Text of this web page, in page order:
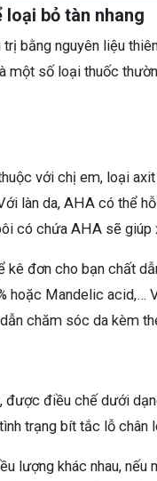
loại bỏ tàn nhang
bằng nguyên liệu
một số loại thuốc
với chị em, loại
làn da, AHA có thể
có chứa AHA sẽ giúp
kê đơn cho bạn chất
hoặc Mandelic acid,…
chăm sóc da kèm
được điều chế dưới
trạng bít tắc lỗ chân
lượng khác nhau,